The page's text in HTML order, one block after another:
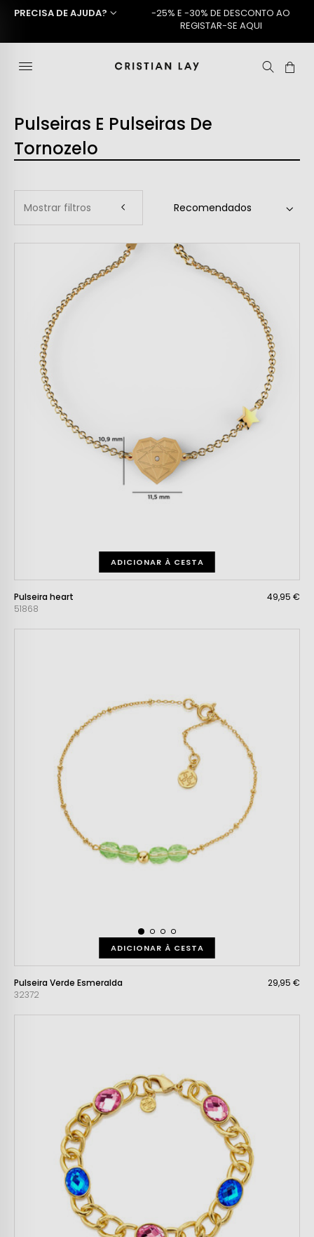
PRECISA DE AJUDA?
-25% E -30% DE DESCONTO AO
REGISTAR-SE AQUI
Pulseiras E Pulseiras De
Tornozelo
Mostrar filtros
ADICIONAR À CESTA
Pulseira heart
51868
49,95 €
ADICIONAR À CESTA
Pulseira Verde Esmeralda
32372
29,95 €